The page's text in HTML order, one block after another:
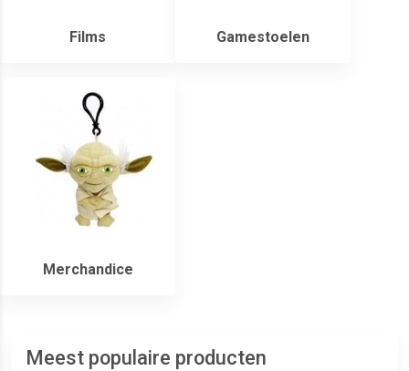
Films Gamestoelen
Merchandice
Meest populaire producten